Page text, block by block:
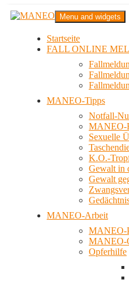
Zum
InhaltMANEO
Das schwule Anti-Gewalt-
Menu and widgets
Startseite
FALL ONLINE
MANEO-Tipps
Notfall-
MANEO-
Sexuelle
K.O.-
Gewalt in
Gewalt
MANEO-Arbeit
MANEO-
MANEO-
Opferhilfe